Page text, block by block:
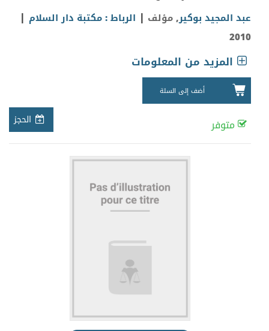
عبد المجيد بوكير, مؤلف | الرباط : مكتبة دار السلام |
2010
المزيد من المعلومات
أضف إلى السلة
الحجز متوفر